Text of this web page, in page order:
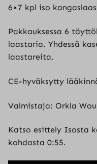
6×7 kpl iso
Pakkauksessa 6
laastaria. Yhdessä
laastareita.
CE-hyväksytty
Valmistaja: Orkla
Katso esittely Isosta
kohdasta 0:55.